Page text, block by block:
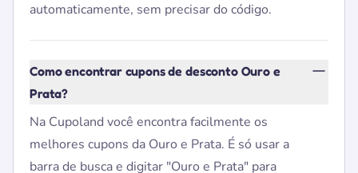
automaticamente, sem precisar do código.
Como encontrar cupons de desconto Ouro e
Prata?
Na Cupoland você encontra facilmente os
melhores cupons da Ouro e Prata. É só usar a
barra de busca e digitar "Ouro e Prata" para